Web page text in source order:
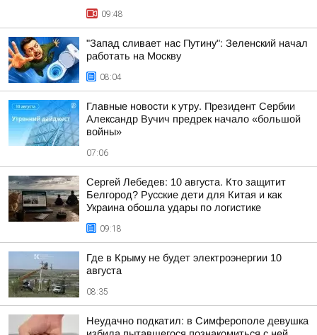
09:48
"Запад сливает нас Путину": Зеленский начал
работать на Москву
08:04
Главные новости к утру. Президент Сербии
Александр Вучич предрек начало «большой
войны»
07:06
Сергей Лебедев: 10 августа. Кто защитит
Белгород? Русские дети для Китая и как
Украина обошла удары по логистике
09:18
Где в Крыму не будет электроэнергии 10
августа
08:35
Неудачно подкатил: в Симферополе девушка